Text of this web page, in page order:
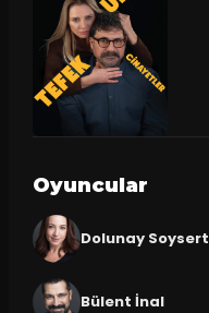
Oyuncular
Dolunay Soysert
Bülent İnal